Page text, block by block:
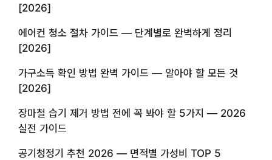
[2026]
에어컨 청소 절차 가이드 — 단계별로 완벽하게 정리
[2026]
가구소득 확인 방법 완벽 가이드 — 알아야 할 모든 것
[2026]
장마철 습기 제거 방법 전에 꼭 봐야 할 5가지 — 2026
실전 가이드
공기청정기 추천 2026 — 면적별 가성비 TOP 5